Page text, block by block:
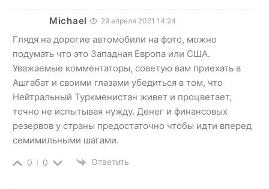
Michael 29 апреля 2021 14:24
Глядя на дорогие автомобили на фото, можно
подумать что это Западная Европа или США.
Уважаемые комментаторы, советую вам приехать в
Ашгабат и своими глазами убедиться в том, что
Нейтральный Туркменистан живет и процветает,
точно не испытывая нужду. Денег и финансовых
резервов у страны предостаточно чтобы идти вперед
семимильными шагами.
0 0 Ответить